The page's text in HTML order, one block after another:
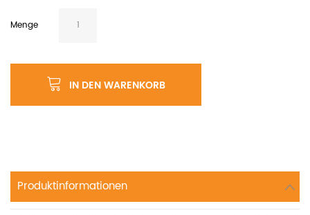
Menge
IN DEN WARENKORB
Produktinformationen